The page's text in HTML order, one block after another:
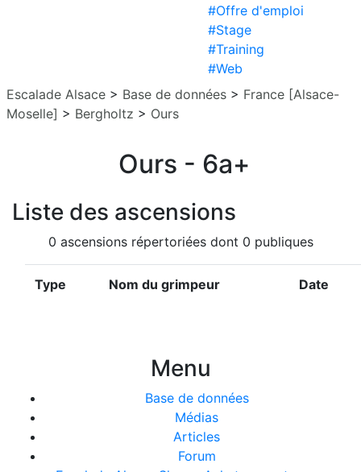
#Offre d'emploi
#Stage
#Training
#Web
Escalade Alsace > Base de données > France [Alsace-
Moselle] > Bergholtz > Ours
Ours - 6a+
Liste des ascensions
0 ascensions répertoriées dont 0 publiques
Type Nom du grimpeur Date
Menu
Base de données
Médias
Articles
Forum